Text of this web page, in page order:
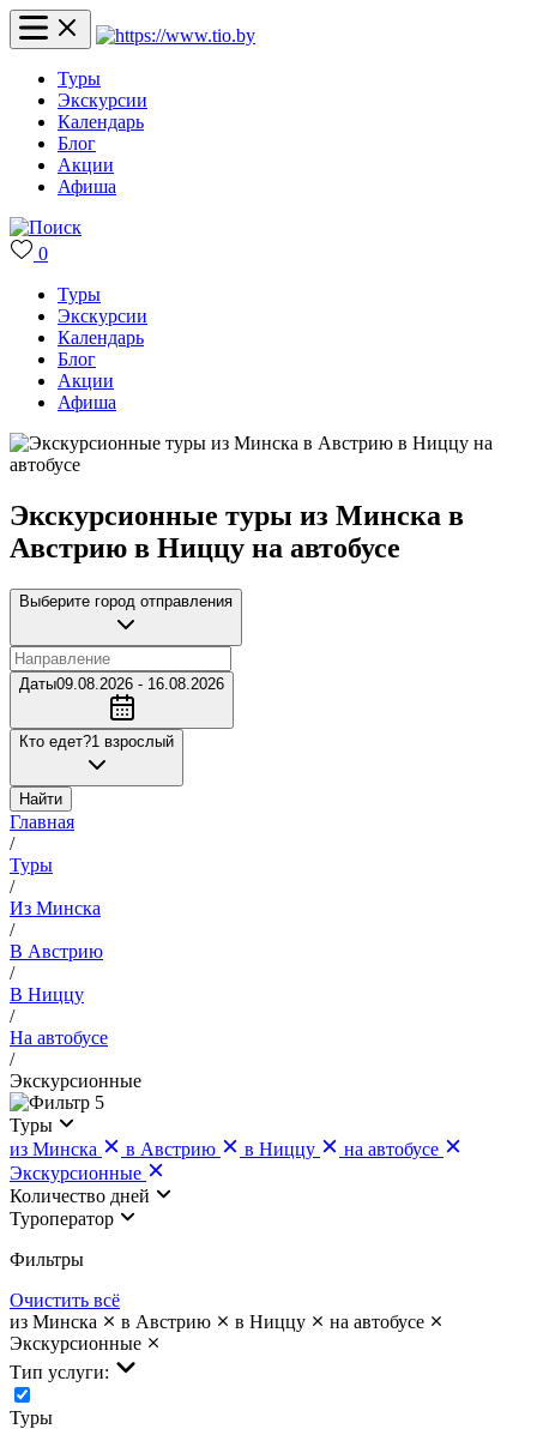
Туры
Экскурсии
Календарь
Блог
Акции
Афиша
0
Туры
Экскурсии
Календарь
Блог
Акции
Афиша
Экскурсионные туры из Минска в
Австрию в Ниццу на автобусе
Выберите город отправления
Даты09.08.2026 - 16.08.2026
Кто едет?1 взрослый
Найти
Главная
/
Туры
/
Из Минска
/
В Австрию
/
В Ниццу
/
На автобусе
/
Экскурсионные
5
Туры
из Минска
в Австрию в Ниццу
на автобусе
Экскурсионные
Количество дней
Туроператор
Фильтры
Очистить всё
из Минска
в Австрию в Ниццу
на автобусе
Экскурсионные
Тип услуги:
Туры